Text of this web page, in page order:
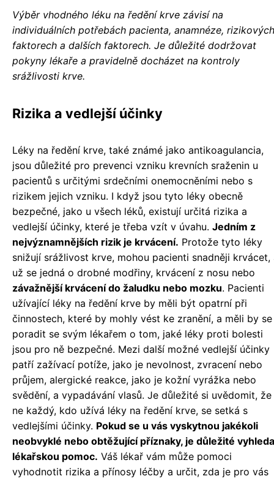
Výběr vhodného léku na ředění krve závisí na
individuálních potřebách pacienta, anamnéze, rizikových
faktorech a dalších faktorech. Je důležité dodržovat
pokyny lékaře a pravidelně docházet na kontroly
srážlivosti krve.
Rizika a vedlejší účinky
Léky na ředění krve, také známé jako antikoagulancia,
jsou důležité pro prevenci vzniku krevních sraženin u
pacientů s určitými srdečními onemocněními nebo s
rizikem jejich vzniku. I když jsou tyto léky obecně
bezpečné, jako u všech léků, existují určitá rizika a
vedlejší účinky, které je třeba vzít v úvahu. Jedním z
nejvýznamnějších rizik je krvácení. Protože tyto léky
snižují srážlivost krve, mohou pacienti snadněji krvácet,
už se jedná o drobné modřiny, krvácení z nosu nebo
závažnější krvácení do žaludku nebo mozku. Pacienti
užívající léky na ředění krve by měli být opatrní při
činnostech, které by mohly vést ke zranění, a měli by se
poradit se svým lékařem o tom, jaké léky proti bolesti
jsou pro ně bezpečné. Mezi další možné vedlejší účinky
patří zažívací potíže, jako je nevolnost, zvracení nebo
průjem, alergické reakce, jako je kožní vyrážka nebo
svědění, a vypadávání vlasů. Je důležité si uvědomit, že
ne každý, kdo užívá léky na ředění krve, se setká s
vedlejšími účinky. Pokud se u vás vyskytnou jakékoli
neobvyklé nebo obtěžující příznaky, je důležité
lékařskou pomoc. Váš lékař vám může pomoci
vyhodnotit rizika a přínosy léčby a určit, zda je pro vás